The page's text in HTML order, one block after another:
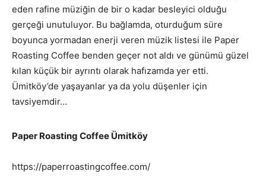
eden rafine müziğin de bir o kadar besleyici olduğu
gerçeği unutuluyor. Bu bağlamda, oturduğum süre
boyunca yormadan enerji veren müzik listesi ile Paper
Roasting Coffee benden geçer not aldı ve günümü güzel
kılan küçük bir ayrıntı olarak hafızamda yer etti.
Ümitköy’de yaşayanlar ya da yolu düşenler için
tavsiyemdir…
Paper Roasting Coffee Ümitköy
https://paperroastingcoffee.com/